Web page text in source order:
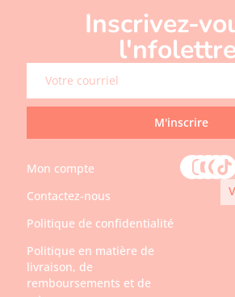
Inscrivez-
M'inscrire
Mon compte
Contactez-nous
Politique de confidentialité
Politique en matière de
livraison, de
remboursements et de